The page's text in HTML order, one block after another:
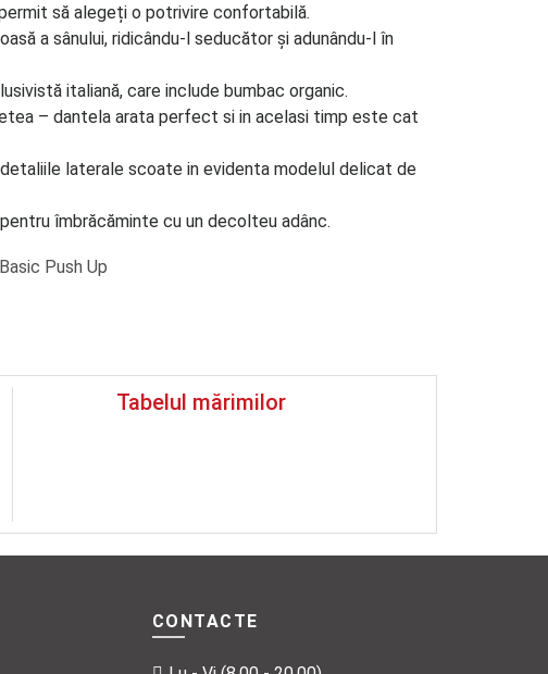
să alegeți o potrivire confortabilă.
a sânului, ridicându-l seducător și adunându-l în
italiană, care include bumbac organic.
– dantela arata perfect si in acelasi timp este cat
laterale scoate in evidenta modelul delicat de
îmbrăcăminte cu un decolteu adânc.
Push Up
Tabelul mărimilor
CONTACTE